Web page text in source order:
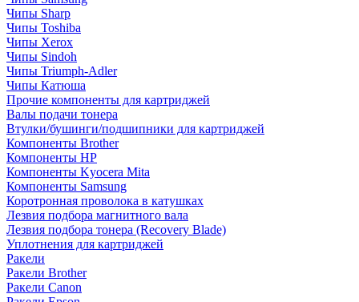
Чипы Sharp
Чипы Toshiba
Чипы Xerox
Чипы Sindoh
Чипы Triumph-Adler
Чипы Катюша
Прочие компоненты для картриджей
Валы подачи тонера
Втулки/бушинги/подшипники для картриджей
Компоненты Brother
Компоненты HP
Компоненты Kyocera Mita
Компоненты Samsung
Коротронная проволока в катушках
Лезвия подбора магнитного вала
Лезвия подбора тонера (Recovery Blade)
Уплотнения для картриджей
Ракели
Ракели Brother
Ракели Canon